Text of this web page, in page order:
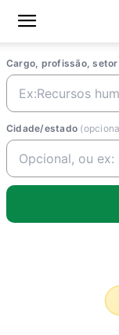
Cargo, profissão, setor
Cidade/estado